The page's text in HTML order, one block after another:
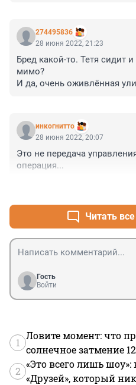
274495836
28 июня 2022, 21:23
Бред какой-то. Тетя сидит
мимо?
И да, очень оживлённая
инкогнитто
28 июня 2022, 20:07
Это не передача
операция...
Читать
Гость
Войти
1
Ловите момент: что
солнечное затмение
2
«Это всего лишь шоу»:
«Друзей», который